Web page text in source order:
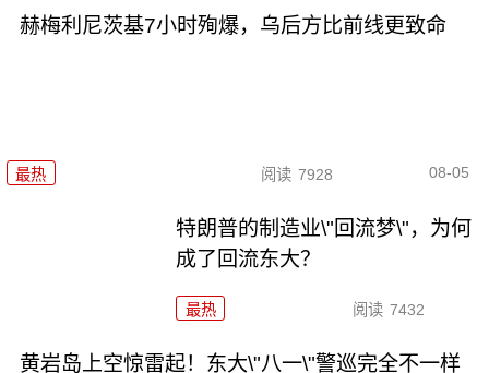
赫梅利尼茨基7小时殉爆，乌后方比前线更致命
最热 阅读 7928 08-05
特朗普的制造业\"回流梦\"，为何
成了回流东大？
最热 阅读 7432
黄岩岛上空惊雷起！东大\"八一\"警巡完全不一样